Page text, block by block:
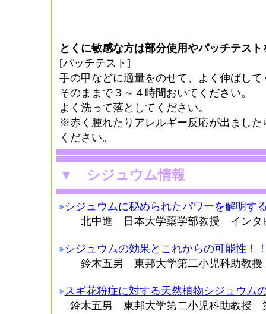
とくに敏感な方は部分使用やパッチテス
[パッチテスト]
手の甲などに適量をのせて、よく伸ばして
そのままで３～４時間おいてください。
よく洗って落としてください。
※赤く腫れたりアレルギー反応が出ました
ください。
▼ シジュウム情報
シジュウムに秘められたパワーを解明す
北中進 日本大学薬学部教授 インタ
シジュウムの効果とこれからの可能性！
鈴木五男 東邦大学第二小児科助教授
スギ花粉症に対する天然植物シジュウム
鈴木五男 東邦大学第二小児科助教授